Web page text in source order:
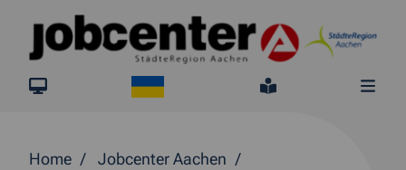
Springe direkt zum Inhalt
jobcenter.digital
Leichte
Home
Jobcenter Aachen